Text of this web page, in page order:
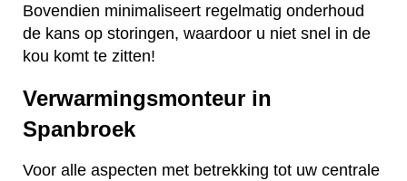
Bovendien minimaliseert regelmatig onderhoud
de kans op storingen, waardoor u niet snel in de
kou komt te zitten!
Verwarmingsmonteur in
Spanbroek
Voor alle aspecten met betrekking tot uw centrale